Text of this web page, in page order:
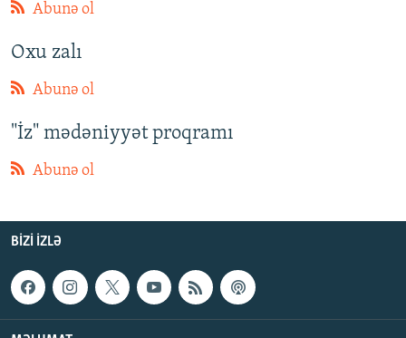
Abunə ol
Oxu zalı
Abunə ol
"İz" mədəniyyət proqramı
Abunə ol
BIZI IZLƏ